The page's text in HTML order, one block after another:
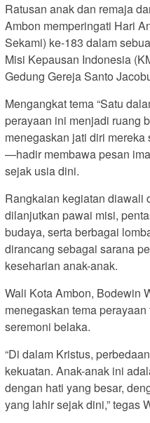
Ratusan anak dan remaja
Ambon memperingati Hari
Sekami) ke-183 dalam
Misi Kepausan Indonesia
Gedung Gereja Santo
Mengangkat tema “Satu
perayaan ini menjadi ruang
menegaskan jati diri
—hadir membawa pesan
sejak usia dini.
Rangkaian kegiatan diawali
dilanjutkan pawai misi,
budaya, serta berbagai
dirancang sebagai sarana
keseharian anak-anak.
Wali Kota Ambon, Bodewin
menegaskan tema
seremoni belaka.
“Di dalam Kristus,
kekuatan. Anak-anak ini
dengan hati yang besar,
yang lahir sejak dini,” tegas